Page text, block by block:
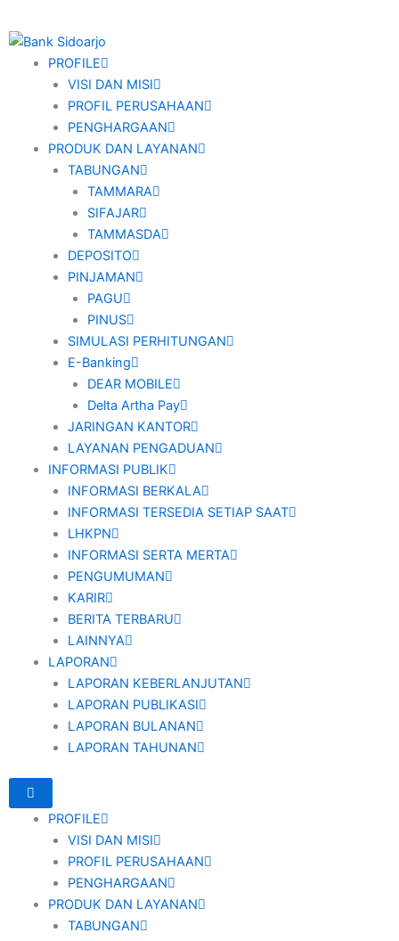
PROFILE
VISI DAN MISI
PROFIL PERUSAHAAN
PENGHARGAAN
PRODUK DAN LAYANAN
TABUNGAN
TAMMARA
SIFAJAR
TAMMASDA
DEPOSITO
PINJAMAN
PAGU
PINUS
SIMULASI PERHITUNGAN
E-Banking
DEAR MOBILE
Delta Artha Pay
JARINGAN KANTOR
LAYANAN PENGADUAN
INFORMASI PUBLIK
INFORMASI BERKALA
INFORMASI TERSEDIA SETIAP SAAT
LHKPN
INFORMASI SERTA MERTA
PENGUMUMAN
KARIR
BERITA TERBARU
LAINNYA
LAPORAN
LAPORAN KEBERLANJUTAN
LAPORAN PUBLIKASI
LAPORAN BULANAN
LAPORAN TAHUNAN
PROFILE
VISI DAN MISI
PROFIL PERUSAHAAN
PENGHARGAAN
PRODUK DAN LAYANAN
TABUNGAN